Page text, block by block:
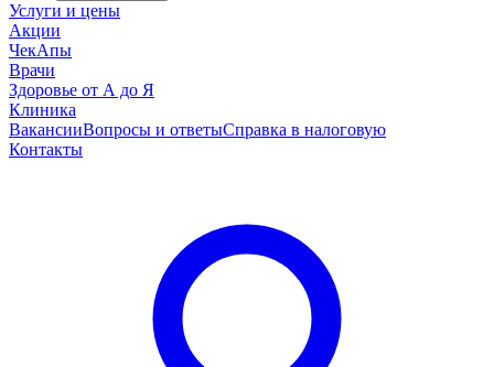
Услуги и цены
Акции
ЧекАпы
Врачи
Здоровье от А до Я
Клиника
ВакансииВопросы и ответыСправка в налоговую
Контакты